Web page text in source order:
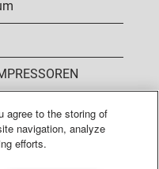
W
i
agree to the storing of
navigation, analyze
efforts.